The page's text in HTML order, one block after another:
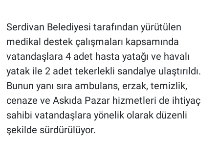
Serdivan Belediyesi tarafından yürütülen
medikal destek çalışmaları kapsamında
vatandaşlara 4 adet hasta yatağı ve havalı
yatak ile 2 adet tekerlekli sandalye ulaştırıldı.
Bunun yanı sıra ambulans, erzak, temizlik,
cenaze ve Askıda Pazar hizmetleri de ihtiyaç
sahibi vatandaşlara yönelik olarak düzenli
şekilde sürdürülüyor.